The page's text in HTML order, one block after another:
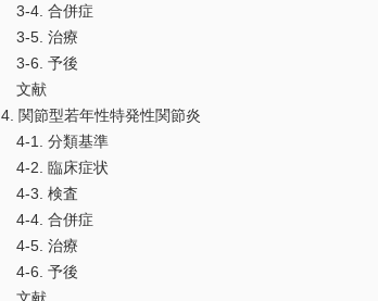
3-4. 合併症
3-5. 治療
3-6. 予後
文献
4. 関節型若年性特発性関節炎
4-1. 分類基準
4-2. 臨床症状
4-3. 検査
4-4. 合併症
4-5. 治療
4-6. 予後